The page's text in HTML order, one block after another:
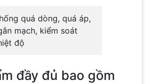
quá dòng, quá áp,
mạch, kiểm soát
độ
đầy đủ bao gồm